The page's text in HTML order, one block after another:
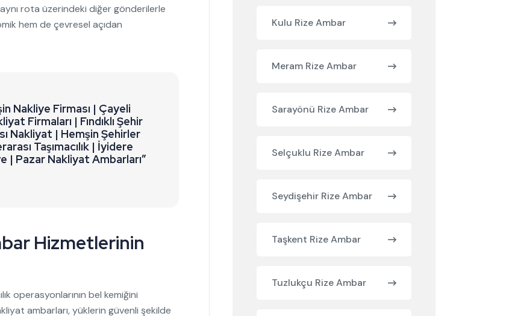
rota üzerindeki diğer gönderilerle
hem de çevresel açıdan
Nakliye Firması | Çayeli
Firmaları | Fındıklı Şehir
Nakliyat | Hemşin Şehirler
Taşımacılık | İyidere
| Pazar Nakliyat Ambarları”
Hizmetlerinin
operasyonlarının bel kemiğini
ambarları, yüklerin güvenli şekilde
Kulu Rize Ambar
Meram Rize Ambar
Sarayönü Rize Ambar
Selçuklu Rize Ambar
Seydişehir Rize Ambar
Taşkent Rize Ambar
Tuzlukçu Rize Ambar